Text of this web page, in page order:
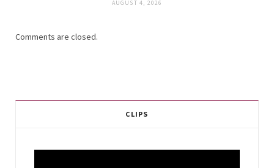
AUGUST 4, 2026
Comments are closed.
CLIPS